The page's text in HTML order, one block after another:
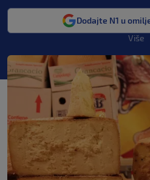
Dodajte N1 u
Više